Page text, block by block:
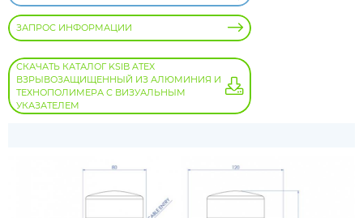
ЗАПРОС ИНФОРМАЦИИ
СКАЧАТЬ КАТАЛОГ KSIB ATEX
ВЗРЫВОЗАЩИЩЕННЫЙ ИЗ АЛЮМИНИЯ И
ТЕХНОПОЛИМЕРА С ВИЗУАЛЬНЫМ
УКАЗАТЕЛЕМ